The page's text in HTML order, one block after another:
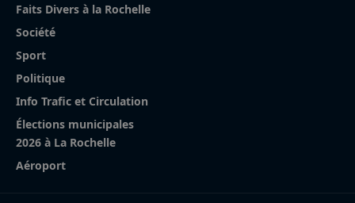
Faits Divers à la Rochelle
Société
Sport
Politique
Info Trafic et Circulation
Élections municipales
2026 à La Rochelle
Aéroport